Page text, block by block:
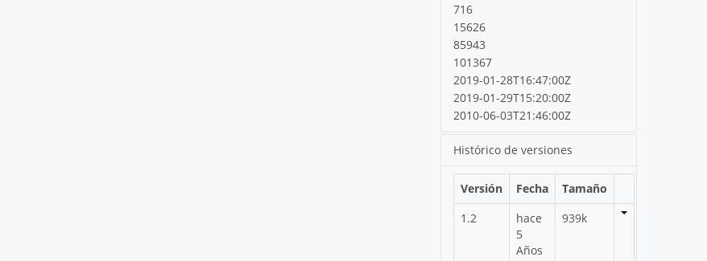
716
15626
85943
101367
2019-01-28T16:47:00Z
2019-01-29T15:20:00Z
2010-06-03T21:46:00Z
Histórico de versiones
Versión Fecha
Tamaño
1.2
hace
5
Años
939k